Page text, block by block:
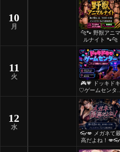
10
月
🐆🐾 野獣アニマ
ルナイト 🐾🐆
11
火
🎮💗 ドッキドキ
♡ゲームセンター
💗🎮
12
水
👓💋 メガネて
高だよね！💋👓